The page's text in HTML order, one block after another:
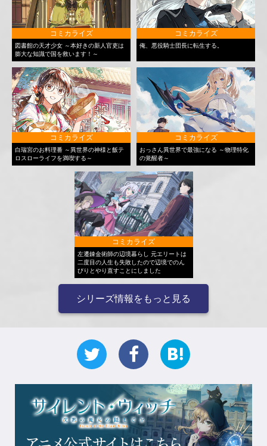
コミカライズ
図書館の天才少女 ～本好きの新人官吏は
膨大な知識で国を救います！～
コミカライズ
俺、悪役騎士団長に転生する。
コミカライズ
白瑞宮のお料理番 ～異世界の神様と飯テ
ロスローライフを満喫する～
コミカライズ
おっさん異世界で最強になる ～物理特化
の覚醒者～
コミカライズ
左遷錬金術師の辺境暮らし 元エリートは
二度目の人生も失敗したので辺境でのん
びりとやり直すことにしました
シリーズ情報をもっと見る